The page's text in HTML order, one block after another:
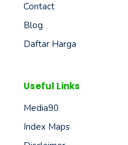
Contact
Blog
Daftar Harga
Useful Links
Media90
Index Maps